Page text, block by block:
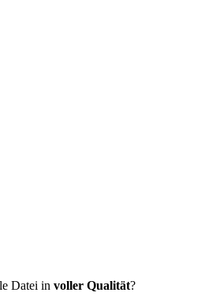
Datei in voller Qualität?